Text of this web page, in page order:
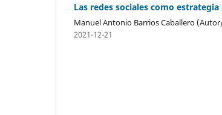
Las redes sociales como
Manuel Antonio Barrios Caballero
2021-12-21